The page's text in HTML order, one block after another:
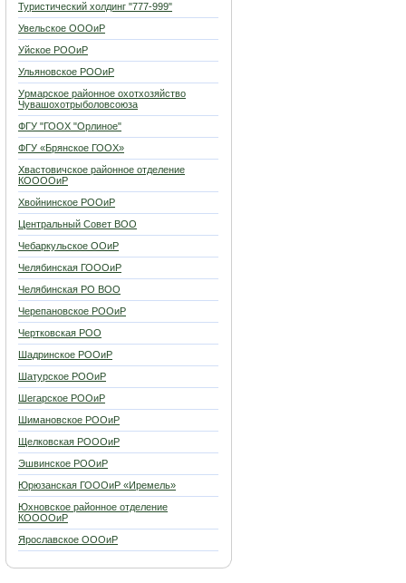
Туристический холдинг "777-999"
Увельское ОООиР
Уйское РООиР
Ульяновское РООиР
Урмарское районное охотхозяйство
Чувашохотрыболовсоюза
ФГУ "ГООХ "Орлиное"
ФГУ «Брянское ГООХ»
Хвастовичское районное отделение
КООООиР
Хвойнинское РООиР
Центральный Совет ВОО
Чебаркульское ООиР
Челябинская ГОООиР
Челябинская РО ВОО
Черепановское РООиР
Чертковская РОО
Шадринское РООиР
Шатурское РООиР
Шегарское РООиР
Шимановское РООиР
Щелковская РОООиР
Эшвинское РООиР
Юрюзанская ГОООиР «Иремель»
Юхновское районное отделение
КООООиР
Ярославское ОООиР